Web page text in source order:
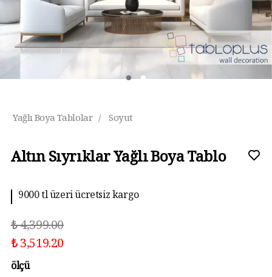
Yağlı Boya Tablolar / Soyut
Altın Sıyrıklar Yağlı Boya Tablo
9000 tl üzeri ücretsiz kargo
₺ 4,399.00
₺ 3,519.20
ölçü